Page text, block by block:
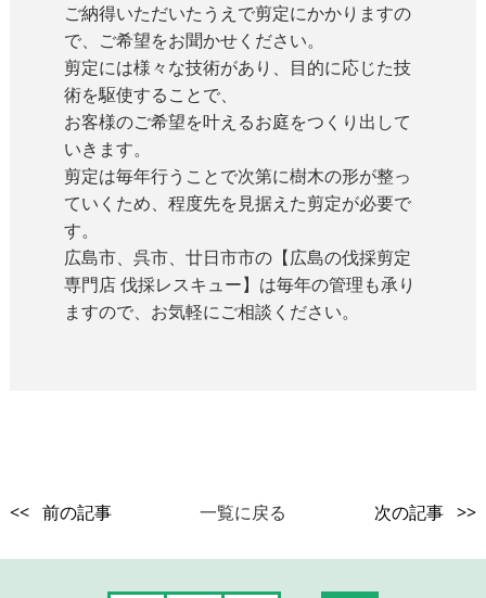
ご納得いただいたうえで剪定にかかりますの
で、ご希望をお聞かせください。
剪定には様々な技術があり、目的に応じた技
術を駆使することで、
お客様のご希望を叶えるお庭をつくり出して
いきます。
剪定は毎年行うことで次第に樹木の形が整っ
ていくため、程度先を見据えた剪定が必要で
す。
広島市、呉市、廿日市市の【広島の伐採剪定
専門店 伐採レスキュー】は毎年の管理も承り
ますので、お気軽にご相談ください。
<< 前の記事 一覧に戻る 次の記事 >>